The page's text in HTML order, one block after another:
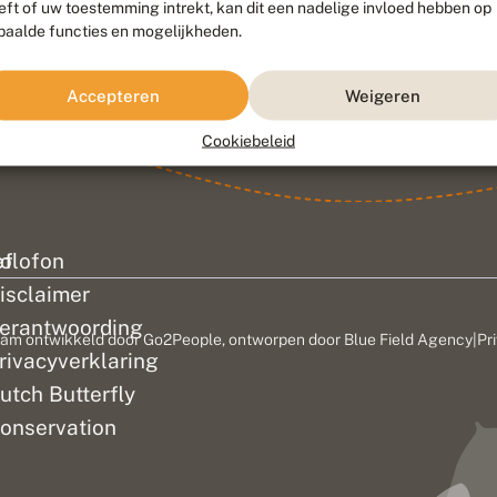
of uw toestemming intrekt, kan dit een nadelige invloed hebben op
functies en mogelijkheden.
Accepteren Weigeren
Cookiebeleid
Butterfly
ontwikkeld doorGo2People, ontworpen door Blue Field Agency